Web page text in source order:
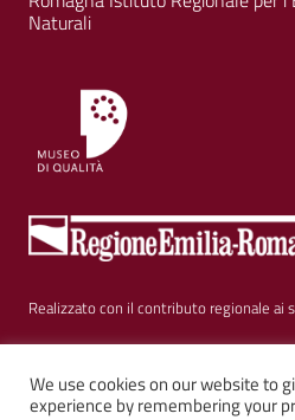
Naturali
Realizzato con il contributo regionale ai
Sezione Link Utili
Privacy | Cookie policy | Note
We use cookies on our website to
experience by remembering your